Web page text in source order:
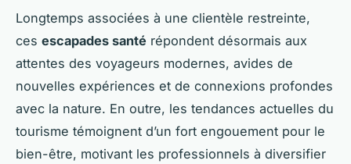
Longtemps associées à une clientèle restreinte,
ces escapades santé répondent désormais aux
attentes des voyageurs modernes, avides de
nouvelles expériences et de connexions profondes
avec la nature. En outre, les tendances actuelles du
tourisme témoignent d’un fort engouement pour le
bien-être, motivant les professionnels à diversifier